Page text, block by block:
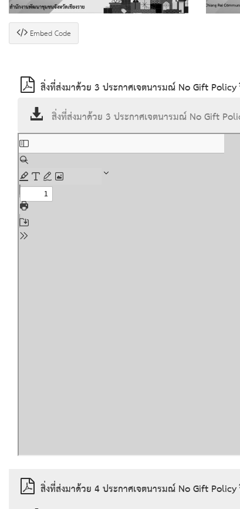
Embed Code
สิ่งที่ส่งมาด้วย 3 ประกาศเจตนารมณ์ No Gift
สิ่งที่ส่งมาด้วย 3 ประกาศเจตนารมณ์ No Gift
สิ่งที่ส่งมาด้วย 4 ประกาศเจตนารมณ์ No Gift